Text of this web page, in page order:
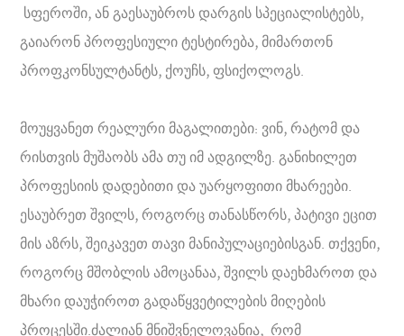
სფეროში, ან გაესაუბროს დარგის სპეციალისტებს,
გაიარონ პროფესიული ტესტირება, მიმართონ
პროფკონსულტანტს, ქოუჩს, ფსიქოლოგს.
მოუყვანეთ რეალური მაგალითები: ვინ, რატომ და
რისთვის მუშაობს ამა თუ იმ ადგილზე. განიხილეთ
პროფესიის დადებითი და უარყოფითი მხარეები.
ესაუბრეთ შვილს, როგორც თანასწორს, პატივი ეცით
მის აზრს, შეიკავეთ თავი მანიპულაციებისგან. თქვენი,
როგორც მშობლის ამოცანაა, შვილს დაეხმაროთ და
მხარი დაუჭიროთ გადაწყვეტილების მიღების
პროცესში.ძალიან მნიშვნელოვანია, რომ